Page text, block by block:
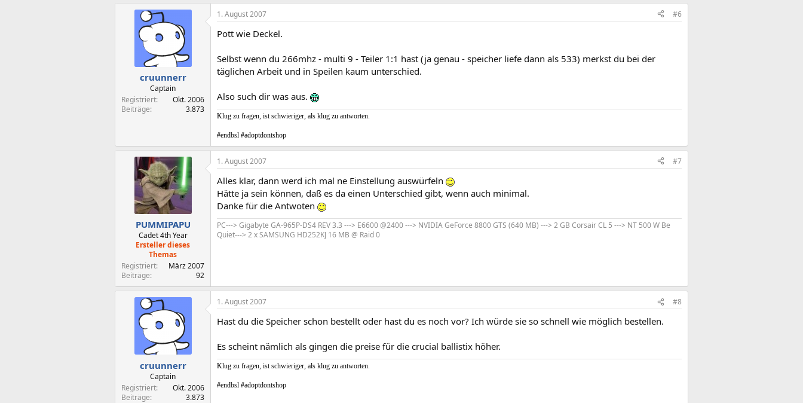
cruunnerr
Captain
Registriert
Okt. 2006
Beiträge
3.873
1. August 2007 #6
Pott wie Deckel.
Selbst wenn du 266mhz - multi 9 - Teiler 1:1 hast (ja genau - speicher liefe dann als 533) merkst du bei der
täglichen Arbeit und in Speilen kaum unterschied.
Also such dir was aus.
Klug zu fragen, ist schwieriger, als klug zu antworten.
#endbsl #adoptdontshop
PUMMIPAPU
Cadet 4th Year
Ersteller dieses
Themas
Registriert
März 2007
Beiträge
92
1. August 2007 #7
Alles klar, dann werd ich mal ne Einstellung auswürfeln
Hätte ja sein können, daß es da einen Unterschied gibt, wenn auch minimal.
Danke für die Antwoten
PC---> Gigabyte GA-965P-DS4 REV 3.3 ---> E6600 @2400 ---> NVIDIA GeForce 8800 GTS (640 MB) ---> 2 GB Corsair CL 5 ---> NT 500 W Be
Quiet---> 2 x SAMSUNG HD252KJ 16 MB @ Raid 0
cruunnerr
Captain
Registriert
Okt. 2006
Beiträge
3.873
1. August 2007 #8
Hast du die Speicher schon bestellt oder hast du es noch vor? Ich würde sie so schnell wie möglich bestellen.
Es scheint nämlich als gingen die preise für die crucial ballistix höher.
Klug zu fragen, ist schwieriger, als klug zu antworten.
#endbsl #adoptdontshop